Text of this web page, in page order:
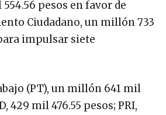
pesos en favor de
Ciudadano, un millón 733
impulsar siete
(PT), un millón 641 mil
429 mil 476.55 pesos; PRI,